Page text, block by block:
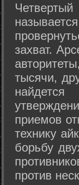
захват.
тысячи,
приемов
технику
борьбу
против